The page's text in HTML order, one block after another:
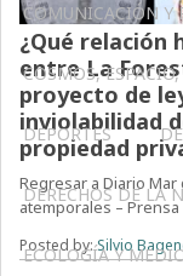
COMUNICACIÓN Y
COSMOS,
DEPORTES
DERECHOS DE LA
ECOLOGÍA Y
¿Qué relación
entre La
proyecto de
inviolabilidad
propiedad
Regresar a Diario
atemporales – Prensa
Posted by:Silvio